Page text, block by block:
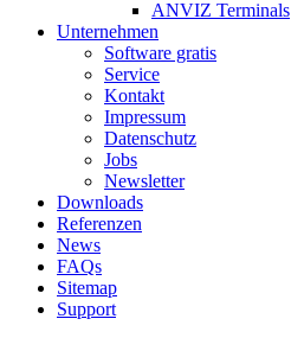
ANVIZ Terminals
Unternehmen
Software gratis
Service
Kontakt
Impressum
Datenschutz
Jobs
Newsletter
Downloads
Referenzen
News
FAQs
Sitemap
Support